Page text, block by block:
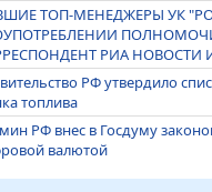
ТОП-МЕНЕДЖЕРЫ УК
РИА НОВОСТИ
РФ утвердило
топлива
РФ внес в Госдуму
валютой